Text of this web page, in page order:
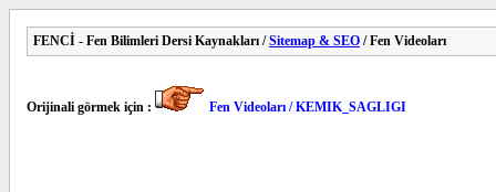
FENCİ - Fen Bilimleri Dersi Kaynakları /Sitemap & SEO / Fen Videoları
Orijinali görmek için : Fen Videoları / KEMIK_SAGLIGI